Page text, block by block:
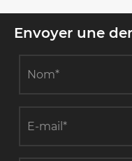
Envoyer une